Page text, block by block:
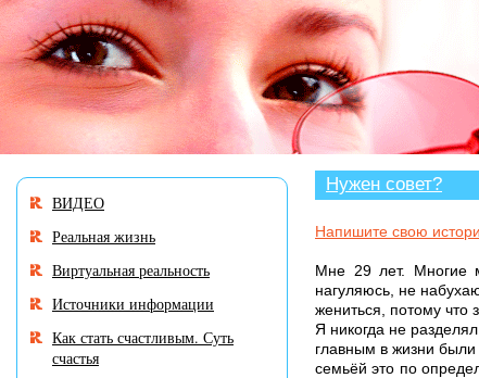
В разделе «Нужен совет?» много историй,
Нужен совет?
Напишите свою
Мне 29 лет. Многие
нагуляюсь, не
жениться, потому что
Я никогда не
главным в жизни
семьёй это по
ВИДЕО
Реальная жизнь
Виртуальная реальность
Источники информации
Как стать счастливым. Суть
счастья